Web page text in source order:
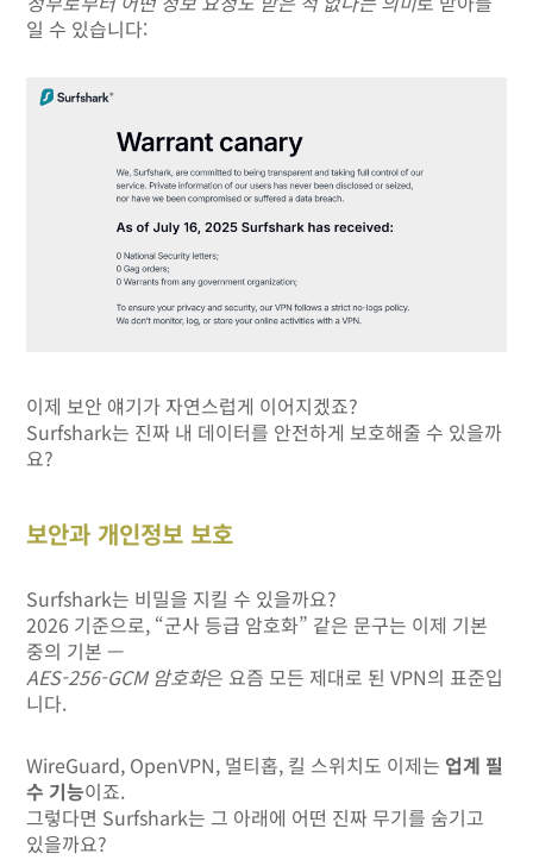
일 수 있습니다:
이제 보안 얘기가 자연스럽게 이어지겠죠?
Surfshark는 진짜 내 데이터를 안전하게 보호해줄 수 있을까
요?
보안과 개인정보 보호
Surfshark는 비밀을 지킬 수 있을까요?
2026 기준으로, “군사 등급 암호화” 같은 문구는 이제 기본
중의 기본 —
AES-256-GCM 암호화은 요즘 모든 제대로 된 VPN의 표준입
니다.
WireGuard, OpenVPN, 멀티홉, 킬 스위치도 이제는 업계 필
수 기능이죠.
그렇다면 Surfshark는 그 아래에 어떤 진짜 무기를 숨기고
있을까요?